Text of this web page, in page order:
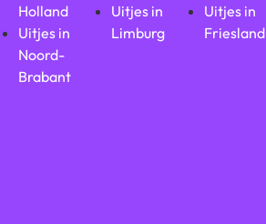
Holland
Uitjes in
Noord-
Brabant
Uitjes in
Limburg
Uitjes in
Friesland